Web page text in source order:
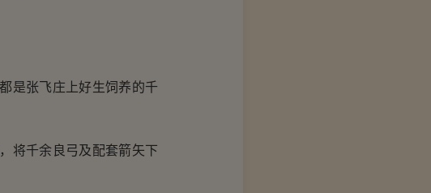
是张飞庄上好生饲养的千
将千余良弓及配套箭矢下